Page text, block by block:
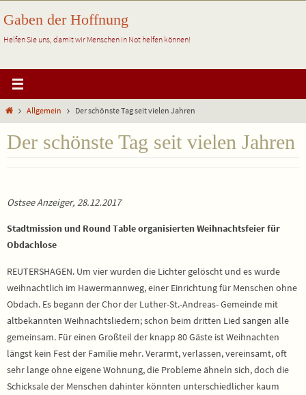
Inhalt
springen
Gaben der Hoffnung
Helfen Sie uns, damit wir Menschen in Not helfen können!
StartAllgemein Der schönste Tag seit vielen Jahren
Der schönste Tag seit vielen Jahren
Ostsee Anzeiger, 28.12.2017
Stadtmission und Round Table organisierten Weihnachtsfeier für
Obdachlose
REUTERSHAGEN. Um vier wurden die Lichter gelöscht und es wurde
weihnachtlich im Hawermannweg, einer Einrichtung für Menschen ohne
Obdach. Es begann der Chor der Luther-St.-Andreas- Gemeinde mit
altbekannten Weihnachtsliedern; schon beim dritten Lied sangen alle
gemeinsam. Für einen Großteil der knapp 80 Gäste ist Weihnachten
längst kein Fest der Familie mehr. Verarmt, verlassen, vereinsamt, oft
sehr lange ohne eigene Wohnung, die Probleme ähneln sich, doch die
Schicksale der Menschen dahinter könnten unterschiedlicher kaum